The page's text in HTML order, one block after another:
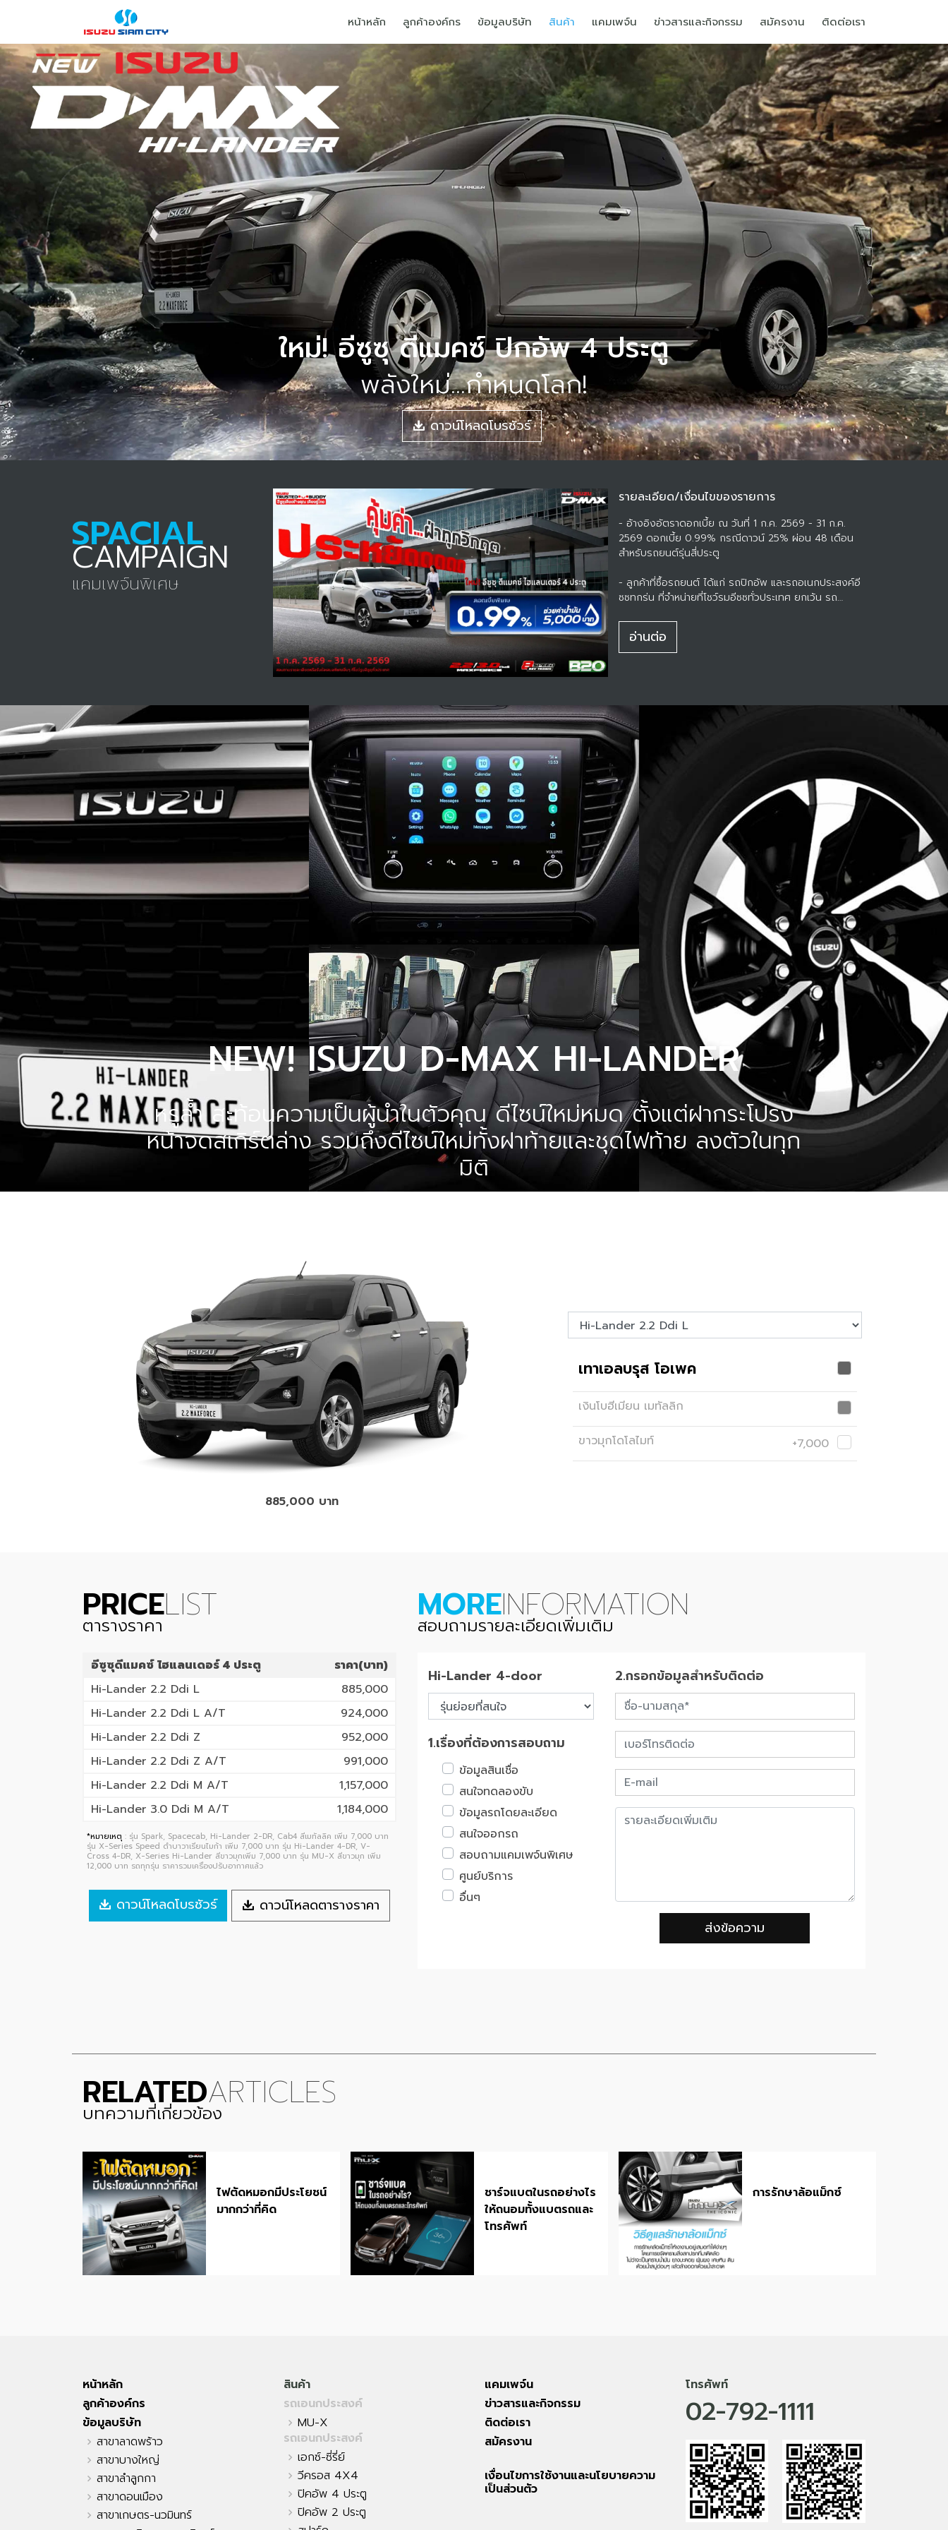
หน้าหลัก ลูกค้าองค์กร ข้อมูลบริษัท สินค้า แคมเพจ์น ข่าวสารและกิจกรรม สมัครงาน ติดต่อเรา
ใหม่! อีซูซุ ดีแมคซ์ ปิกอัพ 4 ประตู
พลังใหม่...กำหนดโลก!
ดาวน์โหลดโบรชัวร์
SPACIAL
CAMPAIGN
แคมเพจ์นพิเศษ
รายละเอียด/เงื่อนไขของรายการ
- อ้างอิงอัตราดอกเบี้ย ณ วันที่ 1 ก.ค. 2569 - 31 ก.ค.
2569 ดอกเบี้ย 0.99% กรณีดาวน์ 25% ผ่อน 48 เดือน
สำหรับรถยนต์รุ่นสี่ประตู
- ลูกค้าที่ซื้อรถยนต์ ได้แก่ รถปิกอัพ และรถอเนกประสงค์อี
ซูซุทุกรุ่น ที่จำหน่ายที่โชว์รูมอีซูซุทั่วประเทศ ยกเว้น รถ
31 ก.ค. 2569 รับส่วนลดช่วยค่าน้ำมัน 5,000 บาท
อ่านต่อ
NEW! ISUZU D-MAX HI-LANDER
หรูลํ้า สะท้อนความเป็นผู้นําในตัวคุณ ดีไซน์ใหม่หมด ตั้งแต่ฝากระโปรง
หน้าจดสเกิร์ตล่าง รวมถึงดีไซน์ใหม่ทั้งฝาท้ายและชุดไฟท้าย ลงตัวในทุก
มิติ
885,000 บาท
เทาเอลบรุส โอเพค
เงินโบฮีเมียน เมทัลลิก
ขาวมุกโดโลไมท์ +7,000
MOREINFORMATION
สอบถามรายละเอียดเพิ่มเติม
Hi-Lander 4-door
1.เรื่องที่ต้องการสอบถาม
ข้อมูลสินเชื่อ
สนใจทดลองขับ
ข้อมูลรถโดยละเอียด
สนใจออกรถ
สอบถามแคมเพจ์นพิเศษ
ศูนย์บริการ
อื่นๆ
2.กรอกข้อมูลสำหรับติดต่อ
ส่งข้อความ
PRICELIST
ตารางราคา
อีซูซุดีแมคซ์ ไฮแลนเดอร์ 4 ประตู
ราคา(บาท)
Hi-Lander 2.2 Ddi L
885,000
Hi-Lander 2.2 Ddi L A/T
924,000
Hi-Lander 2.2 Ddi Z
952,000
Hi-Lander 2.2 Ddi Z A/T
991,000
Hi-Lander 2.2 Ddi M A/T
1,157,000
Hi-Lander 3.0 Ddi M A/T
1,184,000
*หมายเหตุ : รุ่น Spark, Spacecab, Hi-Lander 2-DR, Cab4 สีเมทัลลิค เพิ่ม 7,000 บาท
รุ่น X-Series Speed ดำบาวาเรียนไมก้า เพิ่ม 7,000 บาท รุ่น Hi-Lander 4-DR, V-
Cross 4-DR, X-Series Hi-Lander สีขาวมุกเพิ่ม 7,000 บาท รุ่น MU-X สีขาวมุก เพิ่ม
12,000 บาท รถทุกรุ่น ราคารวมเครื่องปรับอากาศแล้ว
ดาวน์โหลดโบรชัวร์ ดาวน์โหลดตารางราคา
RELATEDARTICLES
บทความที่เกี่ยวข้อง
ไฟตัดหมอกมีประโยชน์
มากกว่าที่คิด
ชาร์จแบตในรถอย่างไร
ให้ถนอมทั้งแบตรถและ
โทรศัพท์
การรักษาล้อแม็กซ์
หน้าหลัก
ลูกค้าองค์กร
ข้อมูลบริษัท
สาขาลาดพร้าว
สาขาบางใหญ่
สาขาลำลูกกา
สาขาดอนเมือง
สาขาเกษตร-นวมินทร์
สินค้า
รถเอนกประสงค์
MU-X
รถเอนกประสงค์
เอกซ์-ซี่รี่ย์
วีครอส 4X4
ปิคอัพ 4 ประตู
ปิคอัพ 2 ประตู
แคมเพจ์น
ข่าวสารและกิจกรรม
ติดต่อเรา
สมัครงาน
เงื่อนไขการใช้งานและนโยบายความ
เป็นส่วนตัว
โทรศัพท์
02-792-1111